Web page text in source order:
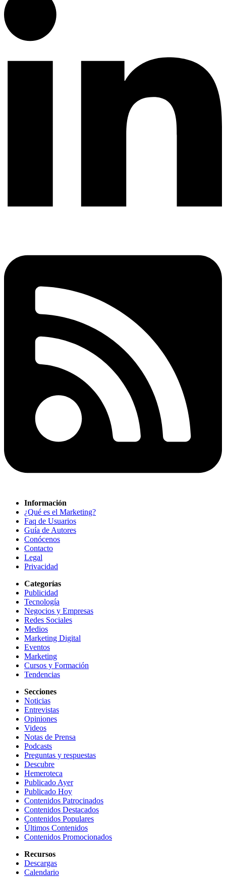
Información
¿Qué es el Marketing?
Faq de Usuarios
Guía de Autores
Conócenos
Contacto
Legal
Privacidad
Categorías
Publicidad
Tecnología
Negocios y Empresas
Redes Sociales
Medios
Marketing Digital
Eventos
Marketing
Cursos y Formación
Tendencias
Secciones
Noticias
Entrevistas
Opiniones
Videos
Notas de Prensa
Podcasts
Preguntas y respuestas
Descubre
Hemeroteca
Publicado Ayer
Publicado Hoy
Contenidos Patrocinados
Contenidos Destacados
Contenidos Populares
Últimos Contenidos
Contenidos Promocionados
Recursos
Descargas
Calendario